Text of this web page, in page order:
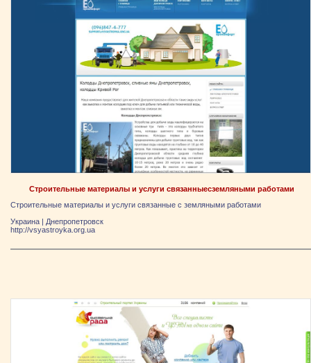
Строительные материалы и услуги связанныесземляными работами
Строительные материалы и услуги связанные с земляными работами
Украина | Днепропетровск
http://vsyastroyka.org.ua